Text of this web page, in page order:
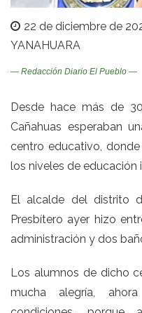
22 de diciembre de
YANAHUARA
— Redacción Diario El Pueblo —
Desde hace más de
Cañahuas esperaban
centro educativo,
los niveles de educación
El alcalde del distrito
Presbítero ayer hizo
administración y dos
Los alumnos de dicho
mucha alegría,